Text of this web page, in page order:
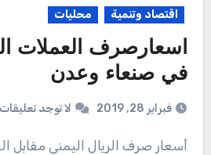
اقتصاد وتنمية محليات
اسعارصرف العملات
في صنعاء وعدن
فبراير 28, 2019 لا توجد تعليقات
أسعار صرف الريال اليمني مقابل العملات الأجنبية